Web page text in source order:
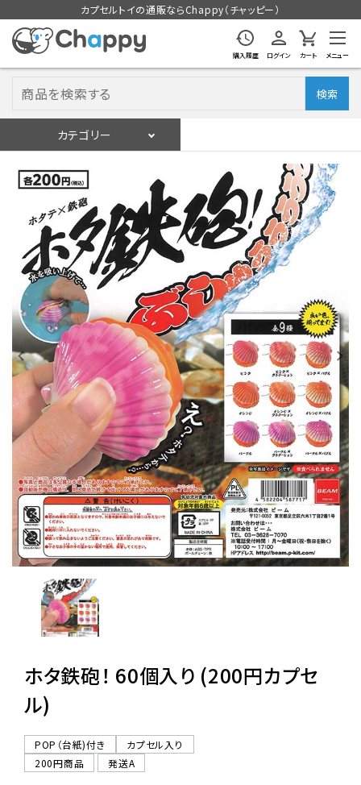
カプセルトイの通販ならChappy（チャッピー）
購入履歴 ログイン カート メニュー
検索
カテゴリー
ログイン 会員登録
入荷スケジュールをチェック
カプセルトイマシン本体
カプセルトイ
販促用空カプセル
レンタル
景品・玩具・文具
販促用カプセルトイ
よくあるご質問
06-6282-7659
ホタ鉄砲！ 60個入り (200円カプセ
ル)
POP（台紙)付き
カプセル入り
200円商品
発送A